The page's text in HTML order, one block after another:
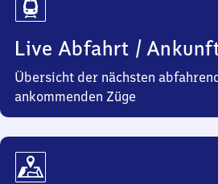
Live Abfahrt /
Übersicht der nächsten
ankommenden Züge